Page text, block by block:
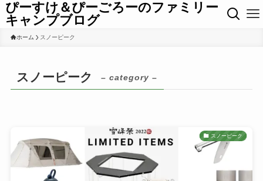
ぴーすけ＆ぴーごろーのファミリー
キャンプブログ
ホーム スノーピーク
スノーピーク – category –
スノーピーク